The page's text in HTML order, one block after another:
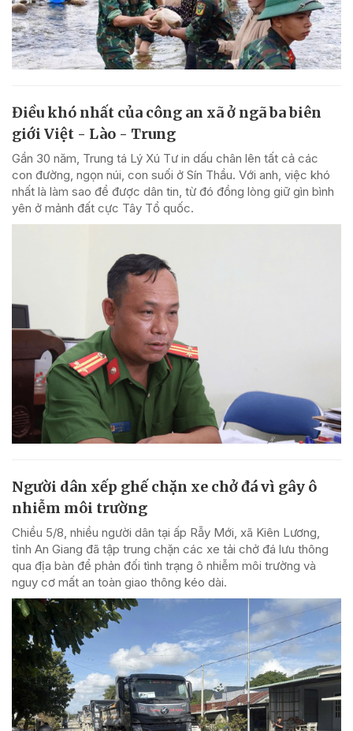
Điều khó nhất của công an xã ở ngã ba biên
giới Việt - Lào - Trung
Gần 30 năm, Trung tá Lý Xú Tư in dấu chân lên tất cả các
con đường, ngọn núi, con suối ở Sín Thầu. Với anh, việc khó
nhất là làm sao để được dân tin, từ đó đồng lòng giữ gìn bình
yên ở mảnh đất cực Tây Tổ quốc.
Người dân xếp ghế chặn xe chở đá vì gây ô
nhiễm môi trường
Chiều 5/8, nhiều người dân tại ấp Rẫy Mới, xã Kiên Lương,
tỉnh An Giang đã tập trung chặn các xe tải chở đá lưu thông
qua địa bàn để phản đối tình trạng ô nhiễm môi trường và
nguy cơ mất an toàn giao thông kéo dài.